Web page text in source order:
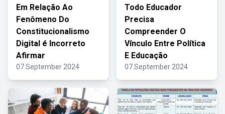
Em Relação Ao
Fenômeno Do
Constitucionalismo
Digital é Incorreto
Afirmar
07 September 2024
Todo Educador
Precisa
Compreender O
Vínculo Entre Política
E Educação
07 September 2024